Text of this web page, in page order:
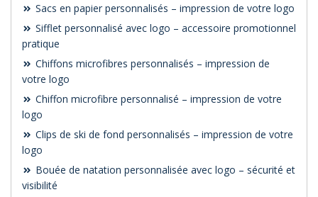
Sacs en papier personnalisés – impression de votre logo
Sifflet personnalisé avec logo – accessoire promotionnel
pratique
Chiffons microfibres personnalisés – impression de
votre logo
Chiffon microfibre personnalisé – impression de votre
logo
Clips de ski de fond personnalisés – impression de votre
logo
Bouée de natation personnalisée avec logo – sécurité et
visibilité